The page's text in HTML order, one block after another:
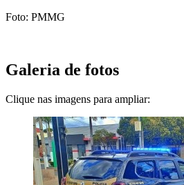
Foto: PMMG
Galeria de fotos
Clique nas imagens para ampliar: